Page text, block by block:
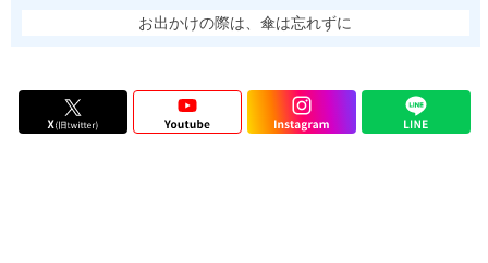
お出かけの際は、傘は忘れずに